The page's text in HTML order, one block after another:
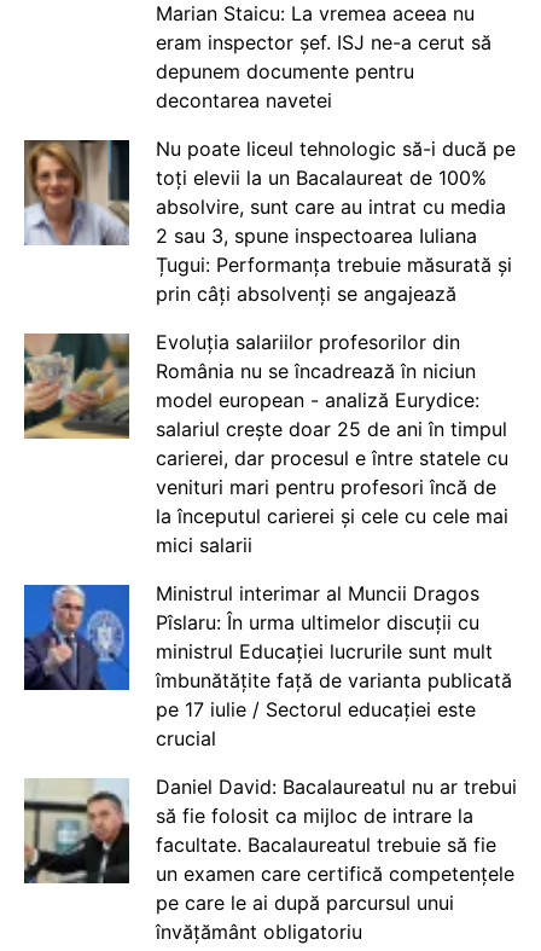
Marian Staicu: La vremea aceea nu
eram inspector șef. ISJ ne-a cerut să
depunem documente pentru
decontarea navetei
Nu poate liceul tehnologic să-i ducă pe
toți elevii la un Bacalaureat de 100%
absolvire, sunt care au intrat cu media
2 sau 3, spune inspectoarea Iuliana
Țugui: Performanța trebuie măsurată și
prin câți absolvenți se angajează
Evoluția salariilor profesorilor din
România nu se încadrează în niciun
model european - analiză Eurydice:
salariul crește doar 25 de ani în timpul
carierei, dar procesul e între statele cu
venituri mari pentru profesori încă de
la începutul carierei și cele cu cele mai
mici salarii
Ministrul interimar al Muncii Dragos
Pîslaru: În urma ultimelor discuții cu
ministrul Educației lucrurile sunt mult
îmbunătățite față de varianta publicată
pe 17 iulie / Sectorul educației este
crucial
Daniel David: Bacalaureatul nu ar trebui
să fie folosit ca mijloc de intrare la
facultate. Bacalaureatul trebuie să fie
un examen care certifică competențele
pe care le ai după parcursul unui
învățământ obligatoriu